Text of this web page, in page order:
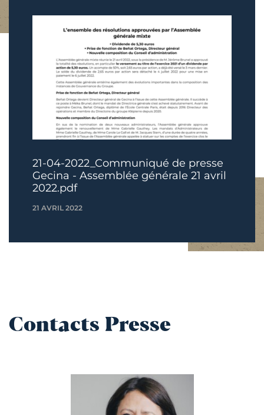
21-04-2022_Communiqué de presse
Gecina - Assemblée générale 21 avril
2022.pdf
21 AVRIL 2022
Contacts Presse